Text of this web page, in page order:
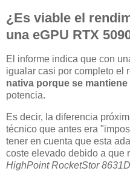
¿Es viable el
una eGPU RTX
El informe indica que con
igualar casi por completo el
nativa porque se
potencia.
Es decir, la diferencia
técnico que antes era
tener en cuenta que esta
coste elevado debido a que
HighPoint RocketStor 8631D